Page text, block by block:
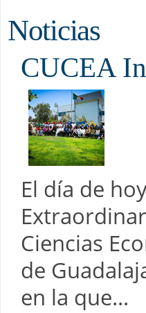
Noticias
CUCEA
El día de
Ciencias
de
en la que...